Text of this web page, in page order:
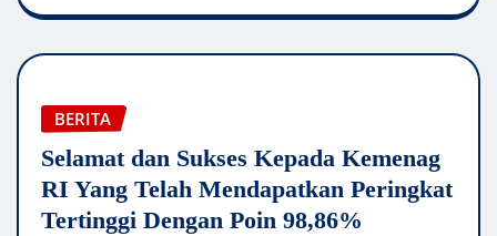
BERITA
Selamat dan Sukses Kepada Kemenag
RI Yang Telah Mendapatkan Peringkat
Tertinggi Dengan Poin 98,86%